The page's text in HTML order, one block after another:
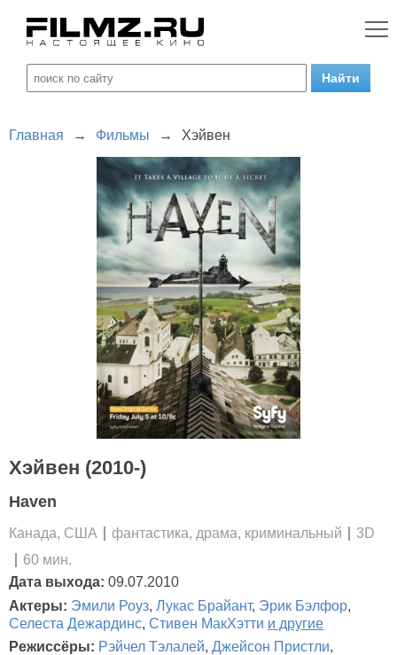
Главная → Фильмы → Хэйвен
Хэйвен (2010-)
Haven
Канада, США фантастика, драма, криминальный
3D
60 мин.
Дата выхода: 09.07.2010
Актеры: Эмили Роуз, Лукас Брайант, Эрик Бэлфор,
Селеста Дежардинс, Стивен МакХэтти и другие
Режиссёры: Рэйчел Тэлалей, Джейсон Пристли,